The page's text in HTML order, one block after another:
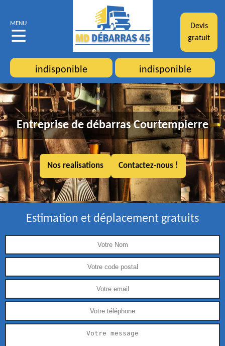
MENU
Devis
gratuit
indisponible indisponible
Entreprise de débarras Courtempierre
Nos realisations Contactez-nous !
Estimation et déplacement gratuits